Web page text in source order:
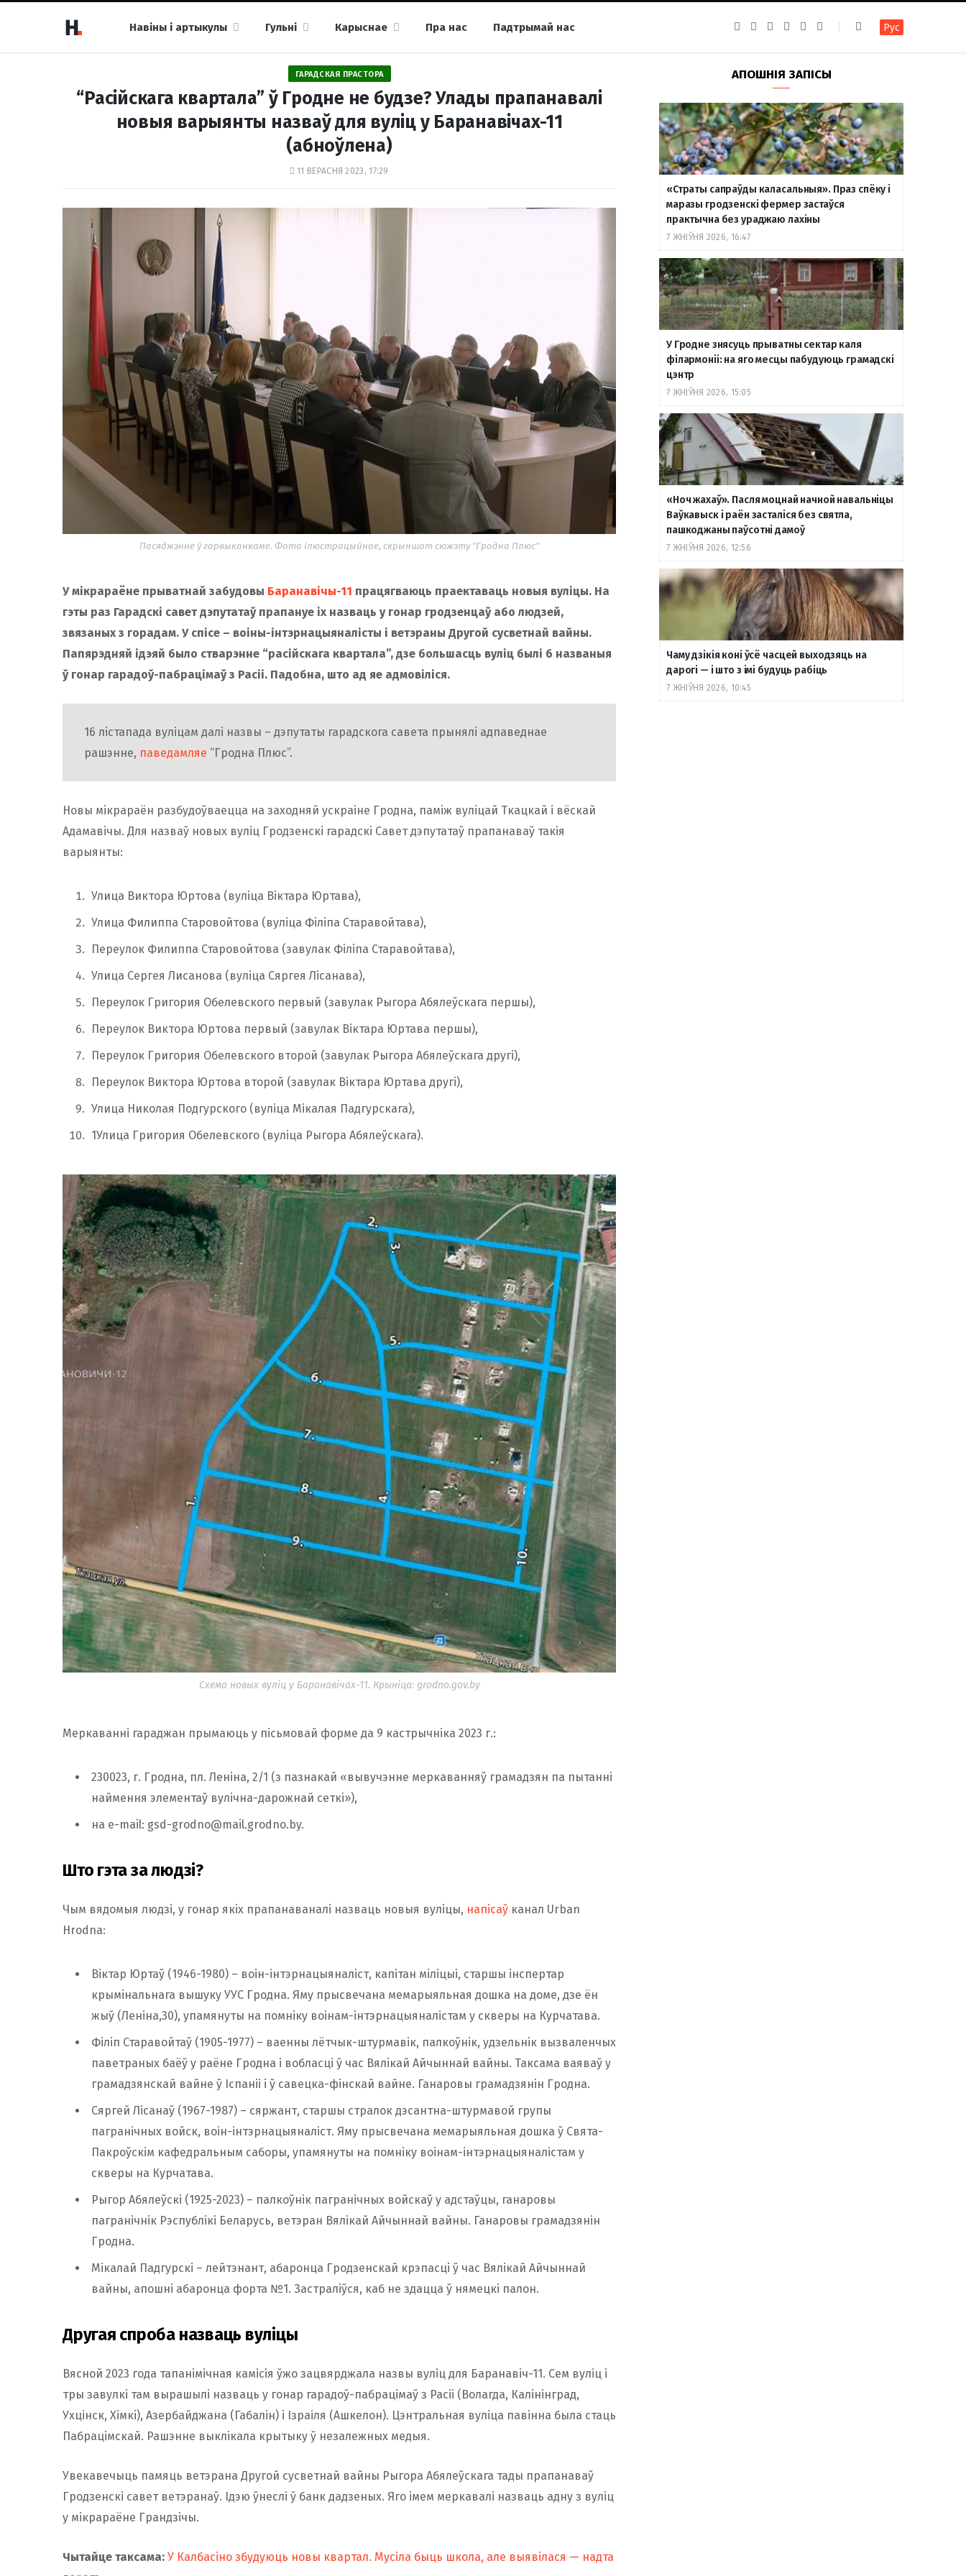
Навіны і артыкулы Гульні Карыснае Пра нас Падтрымай нас
b
o
k
a
g
a
m
g
r
a
m
u
b
т
а
т
е
Рус
ГАРАДСКАЯ ПРАСТОРА
“Расійскага квартала” ў Гродне не будзе? Улады прапанавалі
новыя варыянты назваў для вуліц у Баранавічах-11
(абноўлена)
11 ВЕРАСНЯ 2023, 17:29
Пасяджэнне ў гарвыканкаме. Фота ілюстрацыйнае, скрыншот сюжэту "Гродна Плюс"
У мікрараёне прыватнай забудовы Баранавічы-11 працягваюць праектаваць новыя вуліцы. На
гэты раз Гарадскі савет дэпутатаў прапануе іх назваць у гонар гродзенцаў або людзей,
звязаных з горадам. У спісе – воіны-інтэрнацыяналісты і ветэраны Другой сусветнай вайны.
Папярэдняй ідэяй было стварэнне “расійскага квартала”, дзе большасць вуліц былі б названыя
ў гонар гарадоў-пабрацімаў з Расіі. Падобна, што ад яе адмовіліся.
16 лістапада вуліцам далі назвы – дэпутаты гарадскога савета прынялі адпаведнае
рашэнне, паведамляе “Гродна Плюс”.
Новы мікрараён разбудоўваецца на заходняй ускраіне Гродна, паміж вуліцай Ткацкай і вёскай
Адамавічы. Для назваў новых вуліц Гродзенскі гарадскі Савет дэпутатаў прапанаваў такія
варыянты:
Улица Виктора Юртова (вуліца Віктара Юртава),
Улица Филиппа Старовойтова (вуліца Філіпа Старавойтава),
Переулок Филиппа Старовойтова (завулак Філіпа Старавойтава),
Улица Сергея Лисанова (вуліца Сяргея Лісанава),
Переулок Григория Обелевского первый (завулак Рыгора Абялеўскага першы),
Переулок Виктора Юртова первый (завулак Віктара Юртава першы),
Переулок Григория Обелевского второй (завулак Рыгора Абялеўскага другі),
Переулок Виктора Юртова второй (завулак Віктара Юртава другі),
Улица Николая Подгурского (вуліца Мікалая Падгурскага),
1Улица Григория Обелевского (вуліца Рыгора Абялеўскага).
Схема новых вуліц у Баранавічах-11. Крыніца: grodno.gov.by
Меркаванні гараджан прымаюць у пісьмовай форме да 9 кастрычніка 2023 г.:
230023, г. Гродна, пл. Леніна, 2/1 (з пазнакай «вывучэнне меркаванняў грамадзян па пытанні
наймення элементаў вулічна-дарожнай сеткі»),
на e-mail: gsd-grodno@mail.grodno.by.
Што гэта за людзі?
Чым вядомыя людзі, у гонар якіх прапанаваналі назваць новыя вуліцы, напісаў канал Urban
Hrodna:
Віктар Юртаў (1946-1980) – воін-інтэрнацыяналіст, капітан міліцыі, старшы інспертар
крымінальнага вышуку УУС Гродна. Яму прысвечана мемарыяльная дошка на доме, дзе ён
жыў (Леніна,30), упамянуты на помніку воінам-інтэрнацыяналістам у скверы на Курчатава.
Філіп Старавойтаў (1905-1977) – ваенны лётчык-штурмавік, палкоўнік, удзельнік вызваленчых
паветраных баёў у раёне Гродна і вобласці ў час Вялікай Айчыннай вайны. Таксама ваяваў у
грамадзянскай вайне ў Іспаніі і ў савецка-фінскай вайне. Ганаровы грамадзянін Гродна.
Сяргей Лісанаў (1967-1987) – сяржант, старшы стралок дэсантна-штурмавой групы
пагранічных войск, воін-інтэрнацыяналіст. Яму прысвечана мемарыяльная дошка ў Свята-
Пакроўскім кафедральным саборы, упамянуты на помніку воінам-інтэрнацыяналістам у
скверы на Курчатава.
Рыгор Абялеўскі (1925-2023) – палкоўнік пагранічных войскаў у адстаўцы, ганаровы
пагранічнік Рэспублікі Беларусь, ветэран Вялікай Айчыннай вайны. Ганаровы грамадзянін
Гродна.
Мікалай Падгурскі – лейтэнант, абаронца Гродзенскай крэпасці ў час Вялікай Айчыннай
вайны, апошні абаронца форта №1. Застраліўся, каб не здацца ў нямецкі палон.
Другая спроба назваць вуліцы
Вясной 2023 года тапанімічная камісія ўжо зацвярджала назвы вуліц для Баранавіч-11. Сем вуліц і
тры завулкі там вырашылі назваць у гонар гарадоў-пабрацімаў з Расіі (Волагда, Калінінград,
Ухцінск, Хімкі), Азербайджана (Габалін) і Ізраіля (Ашкелон). Цэнтральная вуліца павінна была стаць
Пабрацімскай. Рашэнне выклікала крытыку ў незалежных медыя.
Увекавечыць памяць ветэрана Другой сусветнай вайны Рыгора Абялеўскага тады прапанаваў
Гродзенскі савет ветэранаў. Ідэю ўнеслі ў банк дадзеных. Яго імем меркавалі назваць адну з вуліц
у мікрараёне Грандзічы.
Чытайце таксама: У Калбасіно збудуюць новы квартал. Мусіла быць школа, але выявілася — надта
АПОШНІЯ ЗАПІСЫ
«Страты сапраўды каласальныя». Праз спёку і
маразы гродзенскі фермер застаўся
практычна без ураджаю лахіны
7 ЖНІЎНЯ 2026, 16:47
У Гродне знясуць прыватны сектар каля
філармоніі: на яго месцы пабудуюць грамадскі
цэнтр
7 ЖНІЎНЯ 2026, 15:05
«Ноч жахаў». Пасля моцнай начной навальніцы
Ваўкавыск і раён засталіся без святла,
пашкоджаны паўсотні дамоў
7 ЖНІЎНЯ 2026, 12:56
Чаму дзікія коні ўсё часцей выходзяць на
дарогі — і што з імі будуць рабіць
7 ЖНІЎНЯ 2026, 10:45